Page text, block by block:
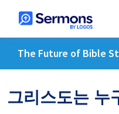
The Future of Bible
그리스도는 누